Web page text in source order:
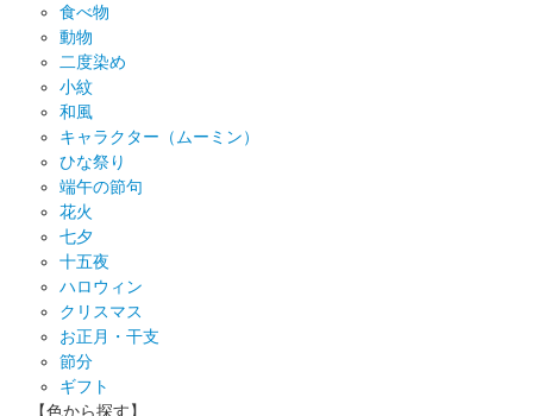
食べ物
動物
二度染め
小紋
和風
キャラクター（ムーミン）
ひな祭り
端午の節句
花火
七夕
十五夜
ハロウィン
クリスマス
お正月・干支
節分
ギフト
【色から探す】